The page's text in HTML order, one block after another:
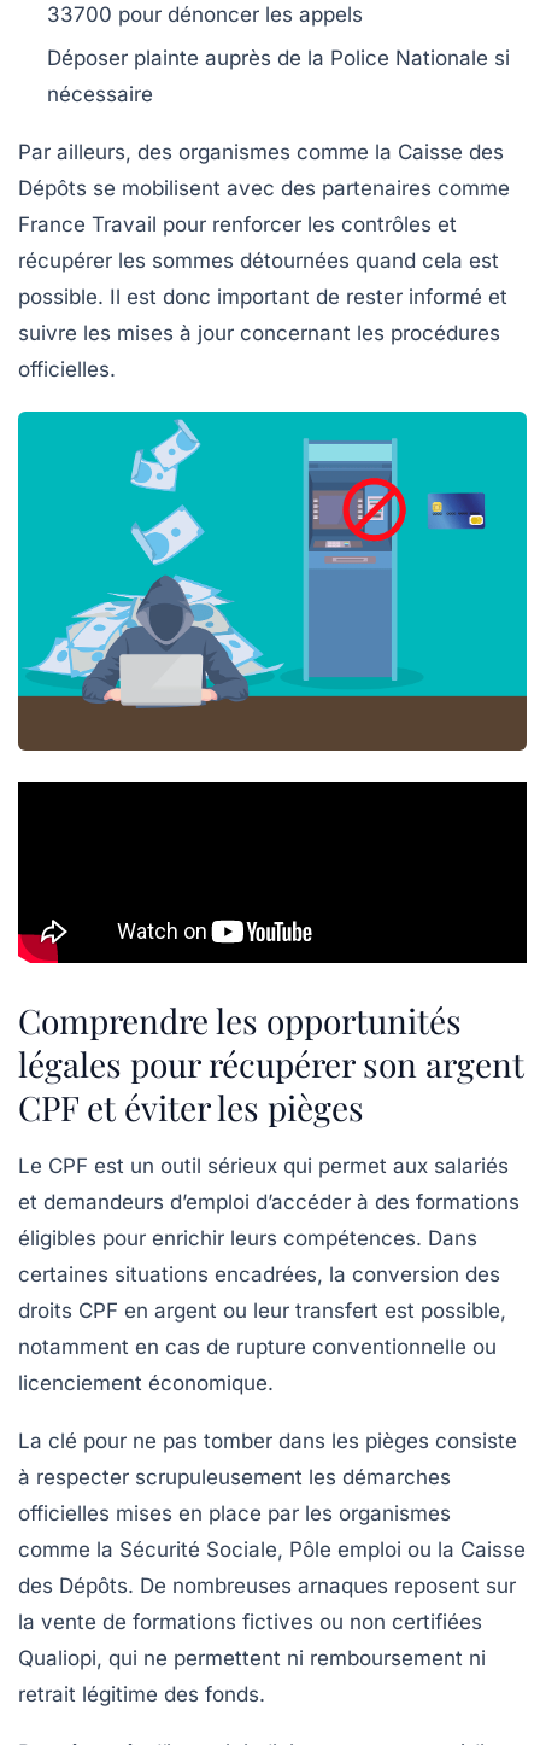
33700 pour dénoncer les appels
Déposer plainte auprès de la Police Nationale si
nécessaire
Par ailleurs, des organismes comme la Caisse des
Dépôts se mobilisent avec des partenaires comme
France Travail pour renforcer les contrôles et
récupérer les sommes détournées quand cela est
possible. Il est donc important de rester informé et
suivre les mises à jour concernant les procédures
officielles.
Comprendre les opportunités
légales pour récupérer son argent
CPF et éviter les pièges
Le CPF est un outil sérieux qui permet aux salariés
et demandeurs d’emploi d’accéder à des formations
éligibles pour enrichir leurs compétences. Dans
certaines situations encadrées, la conversion des
droits CPF en argent ou leur transfert est possible,
notamment en cas de rupture conventionnelle ou
licenciement économique.
La clé pour ne pas tomber dans les pièges consiste
à respecter scrupuleusement les démarches
officielles mises en place par les organismes
comme la Sécurité Sociale, Pôle emploi ou la Caisse
des Dépôts. De nombreuses arnaques reposent sur
la vente de formations fictives ou non certifiées
Qualiopi, qui ne permettent ni remboursement ni
retrait légitime des fonds.